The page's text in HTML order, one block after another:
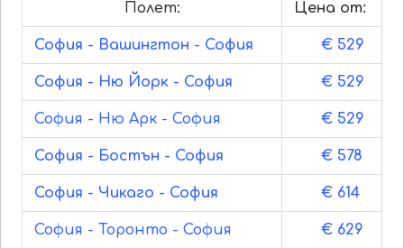
Полет: Цена от:
София - Вашингтон - София € 529
София - Ню Йорк - София € 529
София - Ню Арк - София € 529
София - Бостън - София € 578
София - Чикаго - София € 614
София - Торонто - София € 629